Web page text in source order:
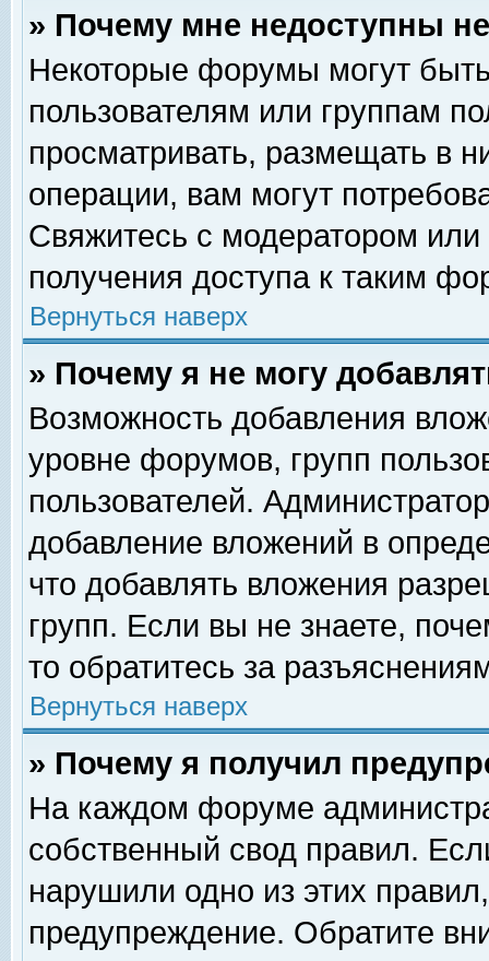
» Почему мне недоступны
Некоторые форумы могут
пользователям или группам
просматривать, размещать в
операции, вам могут
Свяжитесь с модератором
получения доступа к таким
Вернуться наверх
» Почему я не могу
Возможность добавления
уровне форумов, групп
пользователей.
добавление вложений в
что добавлять вложения
групп. Если вы не знаете,
то обратитесь за
Вернуться наверх
» Почему я получил
На каждом форуме
собственный свод правил.
нарушили одно из этих
предупреждение. Обратите